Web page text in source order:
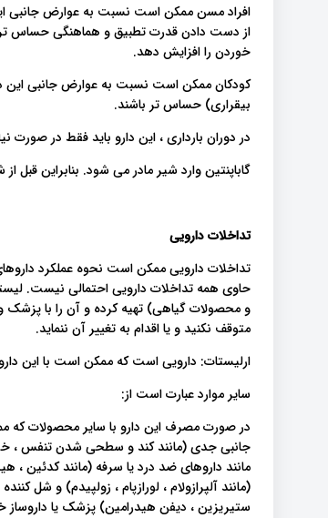
افراد مسن ممکن است نسبت به عوارض جانبی
از دست دادن قدرت تطبیق و هماهنگی حساس
خوردن را افزایش دهد.
کودکان ممکن است نسبت به عوارض جانبی این
بیقراری) حساس تر باشند.
در دوران بارداری ، این دارو باید فقط در صورت
گاباپنتین وارد شیر مادر می شود. بنابراین
تداخلات دارویی
تداخلات دارویی ممکن است نحوه عملکرد
حاوی همه تداخلات دارویی احتمالی نیست.
و محصولات گیاهی) تهیه کرده و آن را با پزشک
متوقف نکنید و یا اقدام به تغییر آن ننماید.
ارلیستات: دارویی است که ممکن است با این
سایر موارد عبارت است از:
در صورت مصرف این دارو با سایر محصولات
جانبی جدی (مانند کند و سطحی شدن تنفس ،
مانند داروهای ضد درد یا سرفه (مانند کدئین ،
(مانند آلپرازولام ، لورازپام ، زولپیدم) و شل
ستیریزین ، دیفن هیدرامین) پزشک یا داروساز